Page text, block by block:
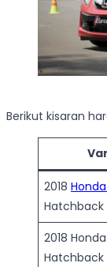
Berikut kisaran
2018
Hatchback
2018 Honda
Hatchback